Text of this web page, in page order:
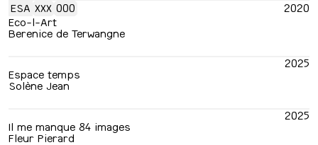
ESA XXX 000
2020
Eco-l-Art
Berenice de Terwangne
2025
Espace temps
Solène Jean
2025
Il me manque 84 images
Fleur Pierard